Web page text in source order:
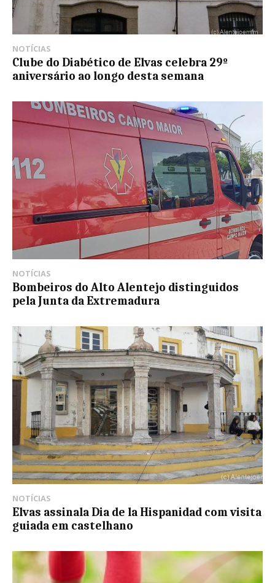
NOTÍCIAS
Clube do Diabético de Elvas celebra 29º
aniversário ao longo desta semana
NOTÍCIAS
Bombeiros do Alto Alentejo distinguidos
pela Junta da Extremadura
NOTÍCIAS
Elvas assinala Dia de la Hispanidad com visita
guiada em castelhano